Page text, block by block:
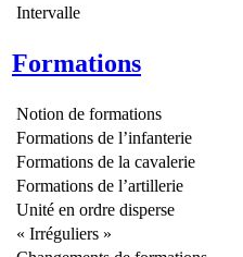
Intervalle
Formations
Notion de formations
Formations de l’infanterie
Formations de la cavalerie
Formations de l’artillerie
Unité en ordre disperse
« Irréguliers »